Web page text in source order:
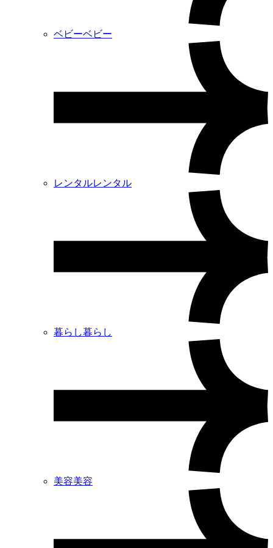
ベビーベビー
レンタルレンタル
暮らし暮らし
美容美容